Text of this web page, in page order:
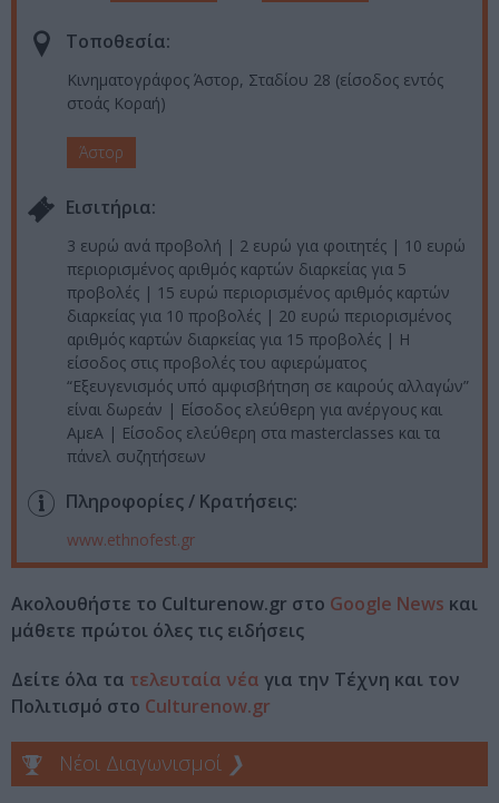
Τοποθεσία:
Κινηματογράφος Άστορ, Σταδίου 28 (είσοδος εντός
στοάς Κοραή)
Άστορ
Eισιτήρια:
3 ευρώ ανά προβολή | 2 ευρώ για φοιτητές | 10 ευρώ
περιορισμένος αριθμός καρτών διαρκείας για 5
προβολές | 15 ευρώ περιορισμένος αριθμός καρτών
διαρκείας για 10 προβολές | 20 ευρώ περιορισμένος
αριθμός καρτών διαρκείας για 15 προβολές | Η
είσοδος στις προβολές του αφιερώματος
“Εξευγενισμός υπό αμφισβήτηση σε καιρούς αλλαγών”
είναι δωρεάν | Είσοδος ελεύθερη για ανέργους και
ΑμεΑ | Είσοδος ελεύθερη στα masterclasses και τα
πάνελ συζητήσεων
Πληροφορίες / Κρατήσεις:
www.ethnofest.gr
Ακολουθήστε το Culturenow.gr στο Google News και
μάθετε πρώτοι όλες τις ειδήσεις
Δείτε όλα τα τελευταία νέα για την Τέχνη και τον
Πολιτισμό στο Culturenow.gr
Νέοι Διαγωνισμοί ❯